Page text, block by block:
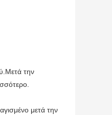
την
μετά την